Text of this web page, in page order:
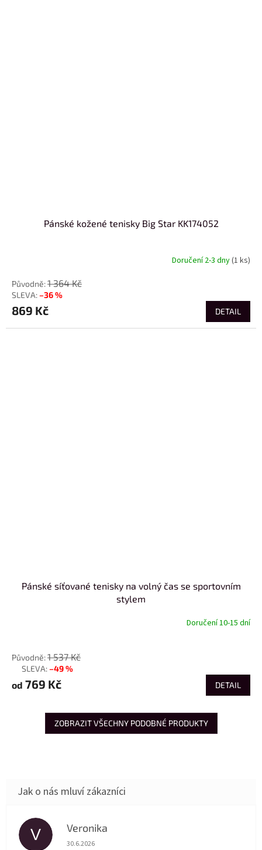
Pánské kožené tenisky Big Star KK174052
Doručení 2-3 dny(1 ks)
1 364 Kč
–36 %
869 Kč DETAIL
Pánské síťované tenisky na volný čas se sportovním
stylem
Doručení 10-15 dní
1 537 Kč
–49 %
od 769 Kč DETAIL
ZOBRAZIT VŠECHNY PODOBNÉ PRODUKTY
V Veronika
Hodnocení obchodu je 5 z 5 hvězdiček.
30.6.2026